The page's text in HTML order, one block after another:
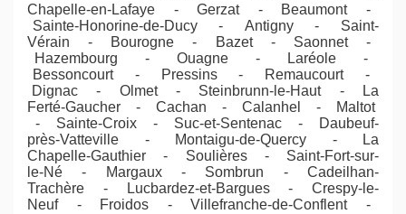
Chapelle-en-Lafaye - Gerzat - Beaumont -
Sainte-Honorine-de-Ducy - Antigny - Saint-
Vérain - Bourogne - Bazet - Saonnet -
Hazembourg - Ouagne - Laréole -
Bessoncourt - Pressins - Remaucourt -
Dignac - Olmet - Steinbrunn-le-Haut - La
Ferté-Gaucher - Cachan - Calanhel - Maltot
- Sainte-Croix - Suc-et-Sentenac - Daubeuf-
près-Vatteville - Montaigu-de-Quercy - La
Chapelle-Gauthier - Soulières - Saint-Fort-sur-
le-Né - Margaux - Sombrun - Cadeilhan-
Trachère - Lucbardez-et-Bargues - Crespy-le-
Neuf - Froidos - Villefranche-de-Conflent -